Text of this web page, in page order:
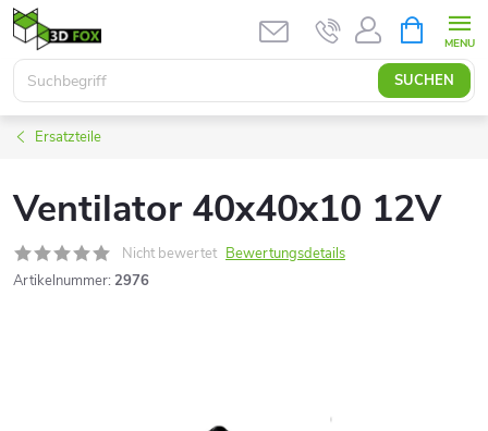
Zum
Inhalt
springen
SUCHEN
Ersatzteile
Ventilator 40x40x10 12V
Nicht bewertet Bewertungsdetails
Artikelnummer: 2976